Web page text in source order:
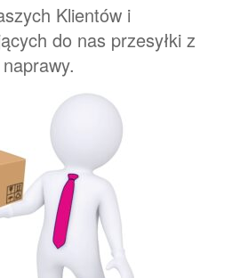
Klientów i
do nas przesyłki z